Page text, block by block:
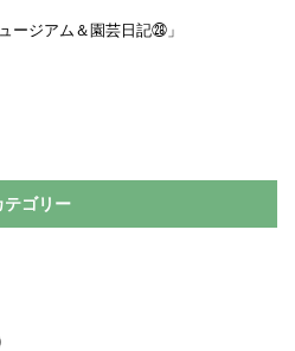
ージアム＆園芸日記㉘」
テゴリー